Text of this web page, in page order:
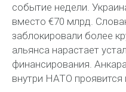
событие недели.
вместо €70 млрд.
заблокировали более
альянса нарастает
финансирования.
внутри НАТО проявится